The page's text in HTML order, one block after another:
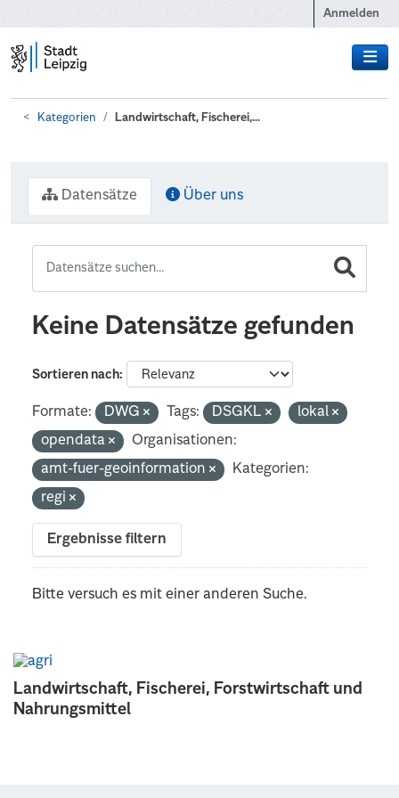
Anmelden
Kategorien Landwirtschaft, Fischerei,...
Landwirtschaft, Fischerei, Forstwirtschaft und
Nahrungsmittel
Datensätze Über uns
Keine Datensätze gefunden
Sortieren nach
Formate: DWG Tags: DSGKL
lokal
opendata
Organisationen:
amt-fuer-geoinformation
Kategorien:
regi
Ergebnisse filtern
Bitte versuch es mit einer anderen Suche.